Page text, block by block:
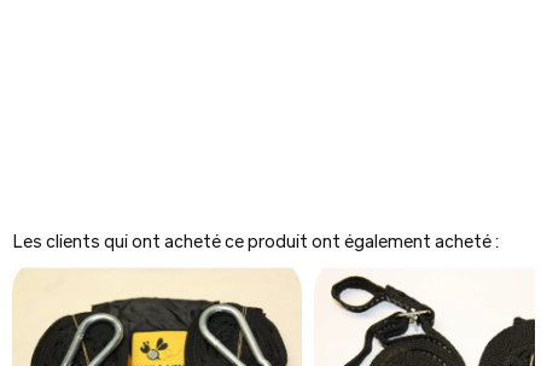
Les clients qui ont acheté ce produit ont également acheté :